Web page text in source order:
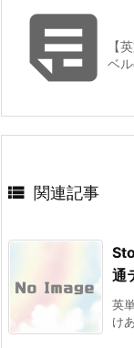
 【
ベ
 関連記事
通
英
け